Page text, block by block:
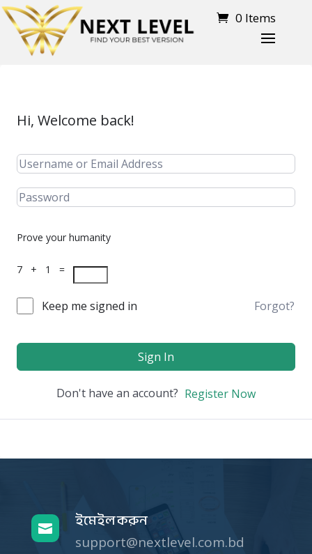
0 Items
Hi, Welcome back!
Prove your humanity
7 + 1 =
Keep me signed in Forgot?
Sign In
Don't have an account? Register Now
 ইমেইল করুন
support@nextlevel.com.bd